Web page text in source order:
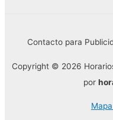
Contacto para
Copyright © 2026
por